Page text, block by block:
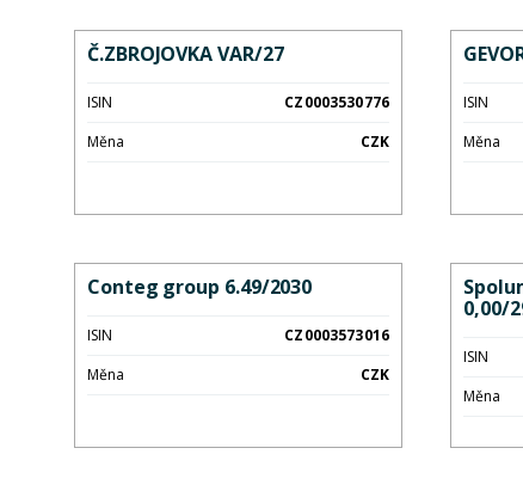
Č.ZBROJOVKA VAR/27
ISIN
CZ0003530776
Měna
CZK
ISIN
Měna
Conteg group 6.49/2030
ISIN
CZ0003573016
Měna
CZK
0,00/
ISIN
Měna